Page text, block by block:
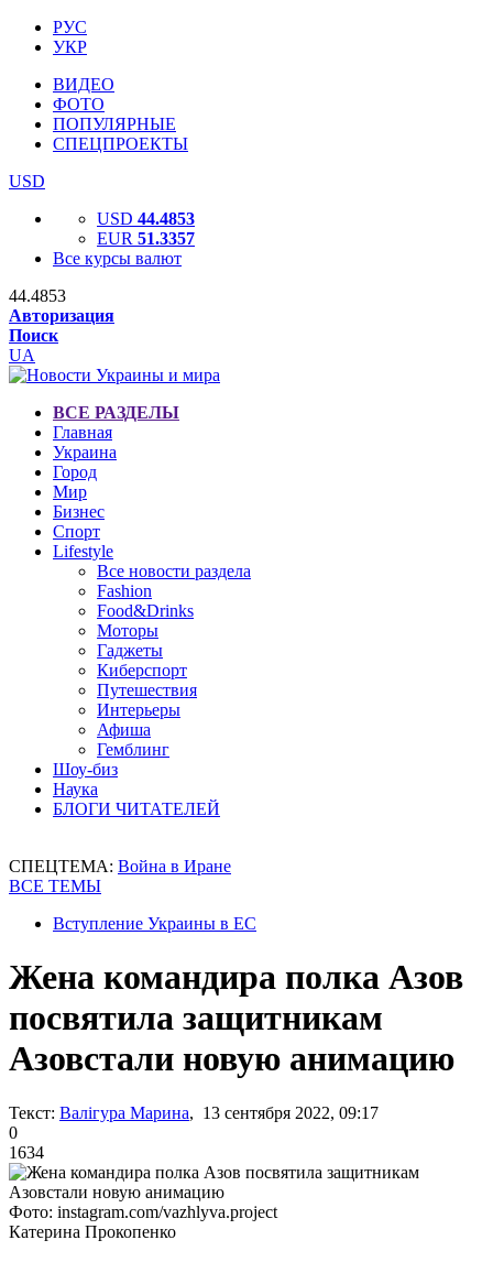
РУС
УКР
ВИДЕО
ФОТО
ПОПУЛЯРНЫЕ
СПЕЦПРОЕКТЫ
USD
USD 44.4853
EUR 51.3357
Все курсы валют
44.4853
Авторизация
Поиск
UA
ВСЕ РАЗДЕЛЫ
Главная
Украина
Город
Мир
Бизнес
Спорт
Lifestyle
Все новости раздела
Fashion
Food&Drinks
Моторы
Гаджеты
Киберспорт
Путешествия
Интерьеры
Афиша
Гемблинг
Шоу-биз
Наука
БЛОГИ ЧИТАТЕЛЕЙ
СПЕЦТЕМА: Война в Иране
ВСЕ ТЕМЫ
Вступление Украины в ЕС
Жена командира полка Азов
посвятила защитникам
Азовстали новую анимацию
Текст: Валігура Марина, 13 сентября 2022, 09:17
0
1634
Фото: instagram.com/vazhlyva.project
Катерина Прокопенко